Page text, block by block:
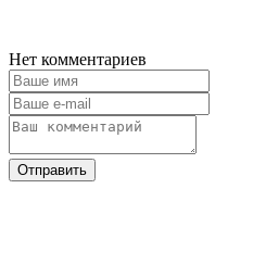
Нет комментариев
Отправить